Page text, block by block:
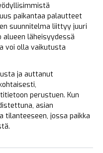
paikantaa palautteet
suunnitelma liittyy juuri
alueen läheisyydessä
voi olla vaikutusta
ja auttanut
perustuen. Kun
asian
jossa paikka